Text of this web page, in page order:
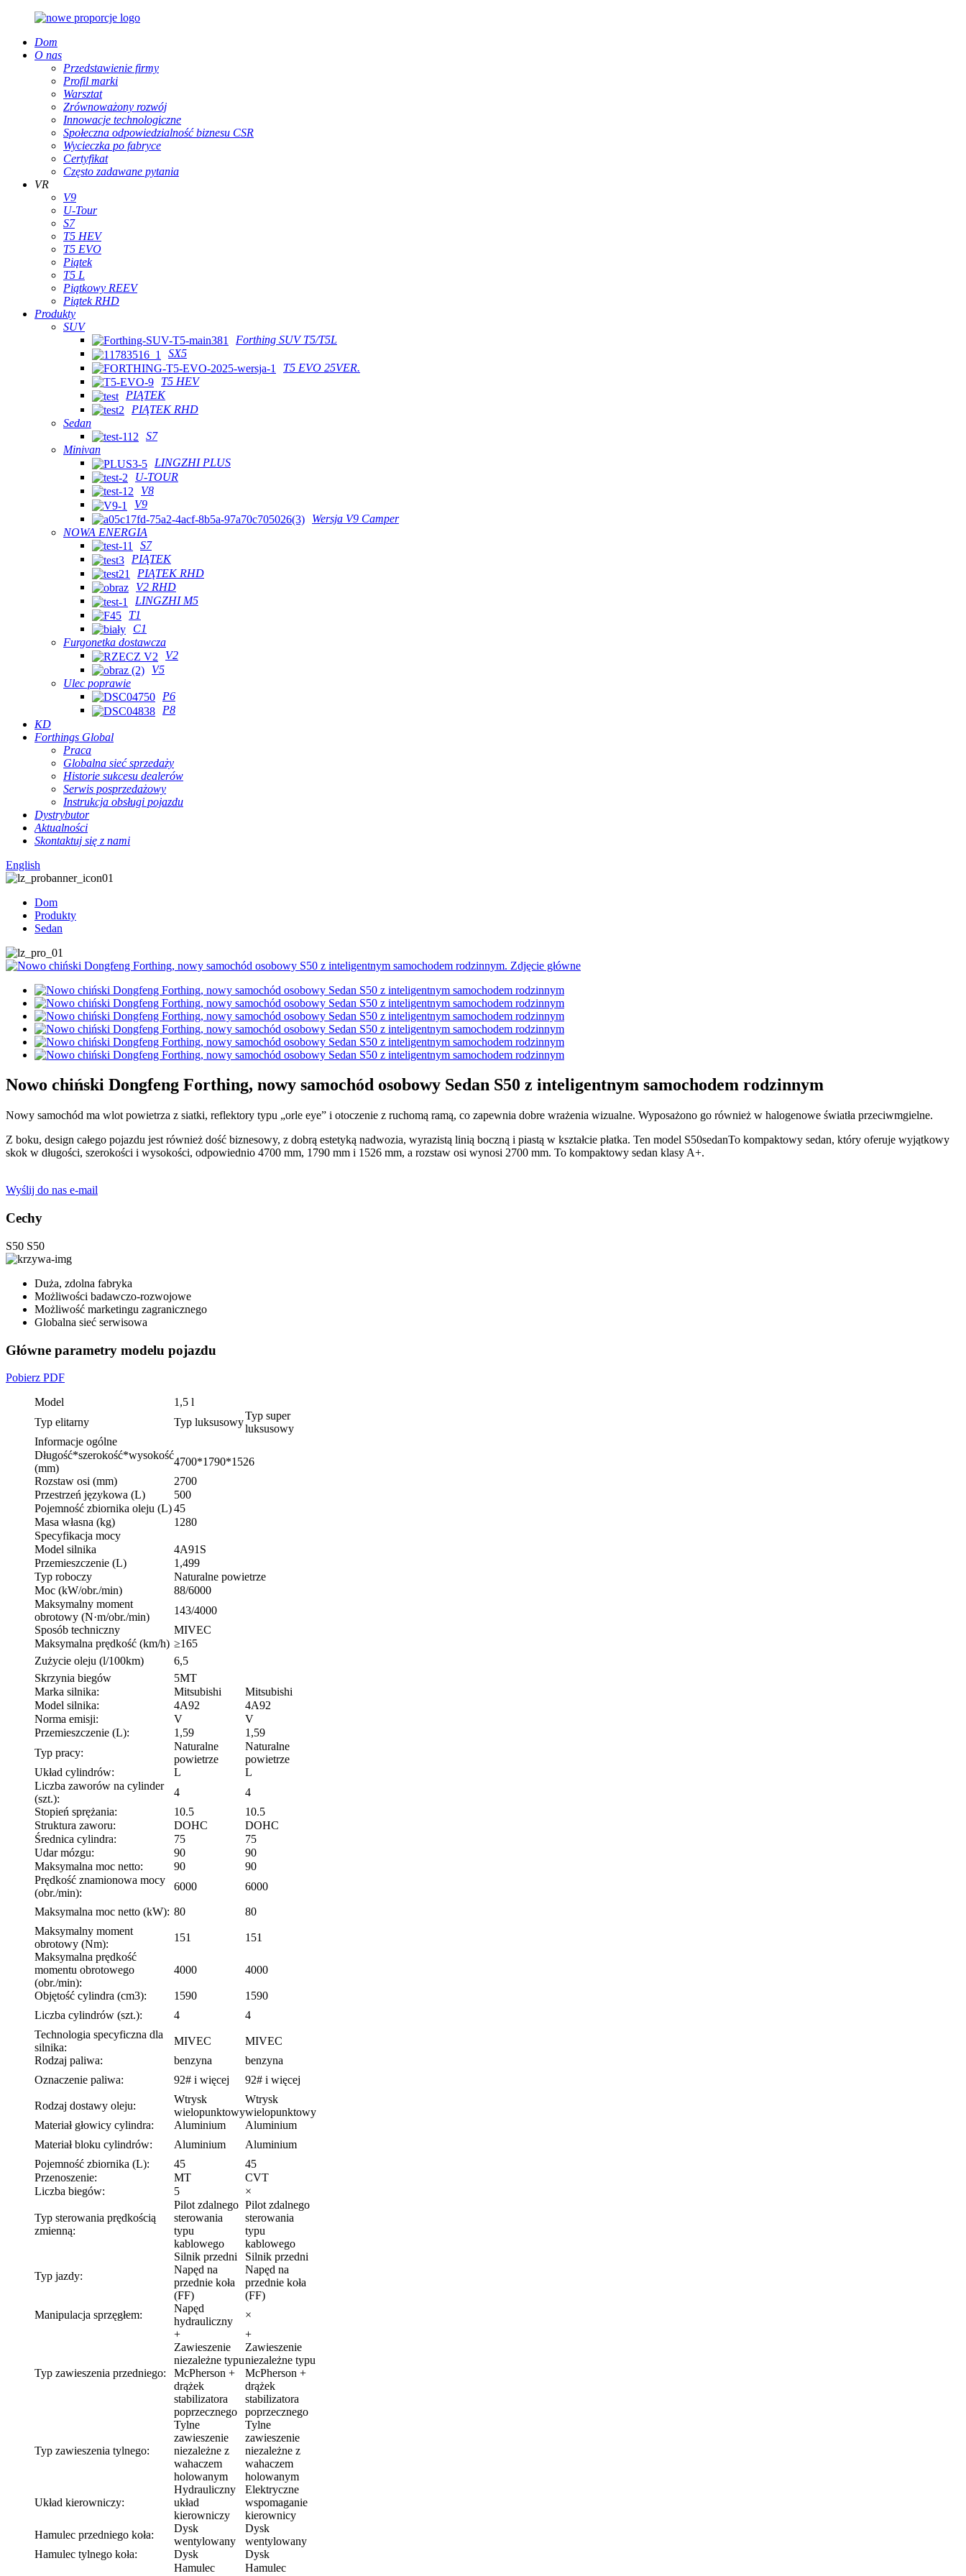
Dom
O nas
Przedstawienie firmy
Profil marki
Warsztat
Zrównoważony rozwój
Innowacje technologiczne
Społeczna odpowiedzialność biznesu CSR
Wycieczka po fabryce
Certyfikat
Często zadawane pytania
VR
V9
U-Tour
S7
T5 HEV
T5 EVO
Piątek
T5 L
Piątkowy REEV
Piątek RHD
Produkty
SUV
Forthing SUV T5/T5L
SX5
T5 EVO 25VER.
T5 HEV
PIĄTEK
PIĄTEK RHD
Sedan
S7
Minivan
LINGZHI PLUS
U-TOUR
V8
V9
Wersja V9 Camper
NOWA ENERGIA
S7
PIĄTEK
PIĄTEK RHD
V2 RHD
LINGZHI M5
T1
C1
Furgonetka dostawcza
V2
V5
Ulec poprawie
P6
P8
KD
Forthings Global
Praca
Globalna sieć sprzedaży
Historie sukcesu dealerów
Serwis posprzedażowy
Instrukcja obsługi pojazdu
Dystrybutor
Aktualności
Skontaktuj się z nami
English
Dom
Produkty
Sedan
Nowo chiński Dongfeng Forthing, nowy samochód osobowy Sedan S50 z inteligentnym samochodem rodzinnym
Nowy samochód ma wlot powietrza z siatki, reflektory typu „orle eye” i otoczenie z ruchomą ramą, co zapewnia dobre wrażenia wizualne. Wyposażono go również w halogenowe światła przeciwmgielne.
Z boku, design całego pojazdu jest również dość biznesowy, z dobrą estetyką nadwozia, wyrazistą linią boczną i piastą w kształcie płatka. Ten model S50sedanTo kompaktowy sedan, który oferuje wyjątkowy
skok w długości, szerokości i wysokości, odpowiednio 4700 mm, 1790 mm i 1526 mm, a rozstaw osi wynosi 2700 mm. To kompaktowy sedan klasy A+.
Wyślij do nas e-mail
Cechy
S50 S50
Duża, zdolna fabryka
Możliwości badawczo-rozwojowe
Możliwość marketingu zagranicznego
Globalna sieć serwisowa
Główne parametry modelu pojazdu
Pobierz PDF
Model
1,5 l
Typ elitarny
Typ luksusowy
Typ super
luksusowy
Informacje ogólne
Długość*szerokość*wysokość
(mm)
4700*1790*1526
Rozstaw osi (mm)
2700
Przestrzeń językowa (L)
500
Pojemność zbiornika oleju (L)45
Masa własna (kg)
1280
Specyfikacja mocy
Model silnika
4A91S
Przemieszczenie (L)
1,499
Typ roboczy
Naturalne powietrze
Moc (kW/obr./min)
88/6000
Maksymalny moment
obrotowy (N·m/obr./min)
143/4000
Sposób techniczny
MIVEC
Maksymalna prędkość (km/h) ≥165
Zużycie oleju (l/100km)
6,5
Skrzynia biegów
5MT
Marka silnika:
Mitsubishi
Mitsubishi
Model silnika:
4A92
4A92
Norma emisji:
V
V
Przemieszczenie (L):
1,59
1,59
Typ pracy:
Naturalne
powietrze
Naturalne
powietrze
Układ cylindrów:
L
L
Liczba zaworów na cylinder
(szt.):
4
4
Stopień sprężania:
10.5
10.5
Struktura zaworu:
DOHC
DOHC
Średnica cylindra:
75
75
Udar mózgu:
90
90
Maksymalna moc netto:
90
90
Prędkość znamionowa mocy
(obr./min):
6000 6000
Maksymalna moc netto (kW): 80
80
Maksymalny moment
obrotowy (Nm):
151
151
Maksymalna prędkość
momentu obrotowego
(obr./min):
4000 4000
Objętość cylindra (cm3): 1590
1590
Liczba cylindrów (szt.):
4
4
Technologia specyficzna dla
silnika:
MIVEC
MIVEC
Rodzaj paliwa:
benzyna
benzyna
Oznaczenie paliwa:
92# i więcej 92# i więcej
Rodzaj dostawy oleju:
Wtrysk
wielopunktowy
Wtrysk
wielopunktowy
Materiał głowicy cylindra:
Aluminium
Aluminium
Materiał bloku cylindrów:
Aluminium
Aluminium
Pojemność zbiornika (L):
45
45
Przenoszenie:
MT
CVT
Liczba biegów:
5 ×
Typ sterowania prędkością
zmienną:
Pilot zdalnego
sterowania
typu
kablowego
Pilot zdalnego
sterowania
typu
kablowego
Typ jazdy:
Silnik przedni
Napęd na
przednie koła
(FF)
Silnik przedni
Napęd na
przednie koła
(FF)
Manipulacja sprzęgłem:
Napęd
hydrauliczny
×
Typ zawieszenia przedniego:
+
+
Zawieszenie
niezależne typu
McPherson +
drążek
stabilizatora
poprzecznego
Zawieszenie
niezależne typu
McPherson +
drążek
stabilizatora
poprzecznego
Typ zawieszenia tylnego:
Tylne
zawieszenie
niezależne z
wahaczem
holowanym
Tylne
zawieszenie
niezależne z
wahaczem
holowanym
Układ kierowniczy:
Hydrauliczny
układ
kierowniczy
Elektryczne
wspomaganie
kierownicy
Hamulec przedniego koła:
Dysk
wentylowany
Dysk
wentylowany
Hamulec tylnego koła:
Dysk Dysk
Hamulec
Hamulec